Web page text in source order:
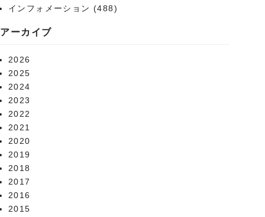
インフォメーション (488)
アーカイブ
2026
2025
2024
2023
2022
2021
2020
2019
2018
2017
2016
2015